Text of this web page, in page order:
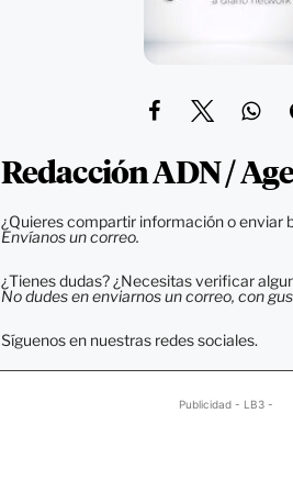
Redacción ADN /
¿Quieres compartir información o enviar
Envíanos un correo.
¿Tienes dudas? ¿Necesitas verificar
No dudes en enviarnos un correo, con
Síguenos en nuestras redes sociales.
Publicidad - LB3 -